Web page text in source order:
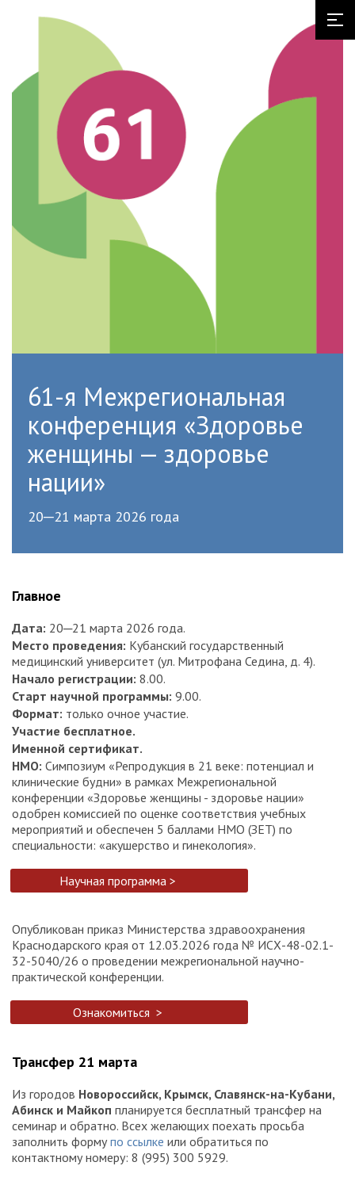
61-я Межрегиональная
конференция «Здоровье
женщины — здоровье
нации»
20─21 марта 2026 года
Главное
Дата: 20─21 марта 2026 года.
Место проведения: Кубанский государственный
медицинский университет (ул. Митрофана Седина, д. 4).
Начало регистрации: 8.00.
Старт научной программы: 9.00.
Формат: только очное участие.
Участие бесплатное.
Именной сертификат.
НМО: Симпозиум «Репродукция в 21 веке: потенциал и
клинические будни» в рамках Межрегиональной
конференции «Здоровье женщины - здоровье нации»
одобрен комиссией по оценке соответствия учебных
мероприятий и обеспечен 5 баллами НМО (ЗЕТ) по
специальности: «акушерство и гинекология».
Научная программа >
Опубликован приказ Министерства здравоохранения
Краснодарского края от 12.03.2026 года № ИСХ-48-02.1-
32-5040/26 о проведении межрегиональной научно-
практической конференции.
Ознакомиться >
Трансфер 21 марта
Из городов Новороссийск, Крымск, Славянск-на-Кубани,
Абинск и Майкоп планируется бесплатный трансфер на
семинар и обратно. Всех желающих поехать просьба
заполнить формупо ссылке или обратиться по
контактному номеру: 8 (995) 300 5929.